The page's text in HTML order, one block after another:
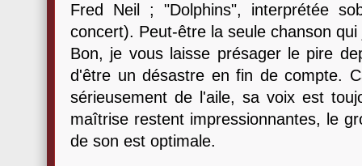
Fred Neil ; "Dolphins", interprétée
concert). Peut-être la seule chanson
Bon, je vous laisse présager le pire
d'être un désastre en fin de compte.
sérieusement de l'aile, sa voix est
maîtrise restent impressionnantes, le
de son est optimale.